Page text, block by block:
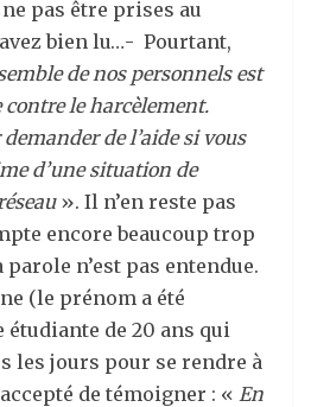
pas être prises au
bien lu…- Pourtant,
de nos personnels est
le harcèlement.
de l’aide si vous
d’une situation de
». Il n’en reste pas
encore beaucoup trop
n’est pas entendue.
(le prénom a été
étudiante de 20 ans qui
les jours pour se rendre à
de témoigner : « En